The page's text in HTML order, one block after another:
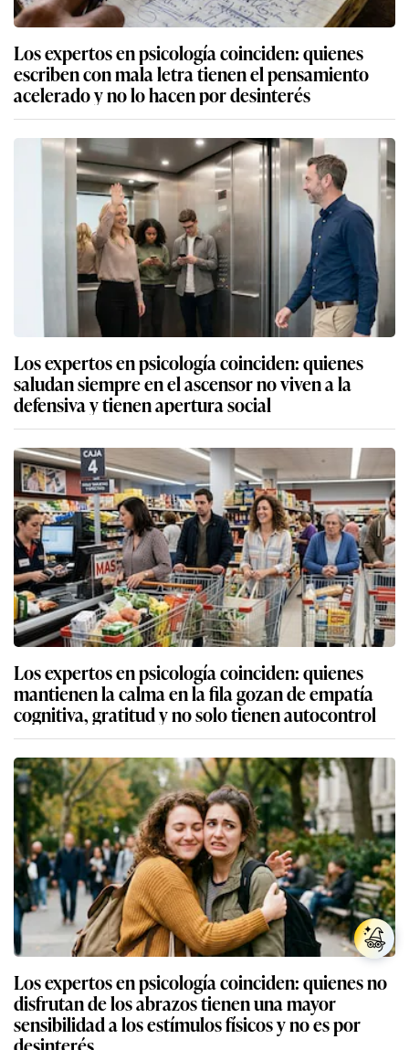
Los expertos en psicología coinciden: quienes
escriben con mala letra tienen el pensamiento
acelerado y no lo hacen por desinterés
Los expertos en psicología coinciden: quienes
saludan siempre en el ascensor no viven a la
defensiva y tienen apertura social
Los expertos en psicología coinciden: quienes
mantienen la calma en la fila gozan de empatía
cognitiva, gratitud y no solo tienen autocontrol
Los expertos en psicología coinciden: quienes no
disfrutan de los abrazos tienen una mayor
sensibilidad a los estímulos físicos y no es por